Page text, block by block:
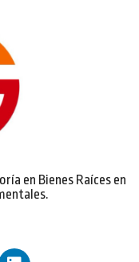
en Bienes Raíces en